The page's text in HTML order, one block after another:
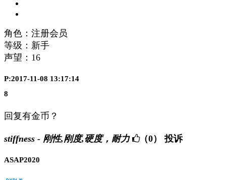
角色：注册会员
等级：新手
声望： 16
P:2017-11-08 13:17:14
8
回复有金币？
stiffness - 刚性,刚度,硬度，耐力 （0） 投诉
ASAP2020